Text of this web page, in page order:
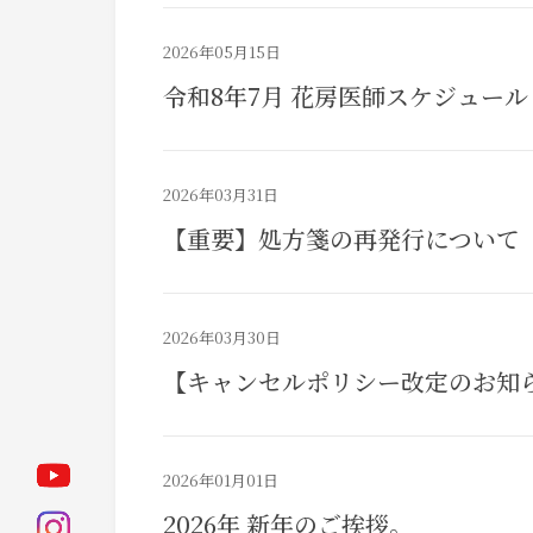
2026年05月15日
令和8年7月 花房医師スケジュール
2026年03月31日
【重要】処方箋の再発行について
2026年03月30日
【キャンセルポリシー改定のお知
2026年01月01日
2026年 新年のご挨拶。